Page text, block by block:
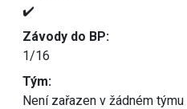
✔️
Závody do BP:
1/16
Tým:
Není zařazen v žádném týmu